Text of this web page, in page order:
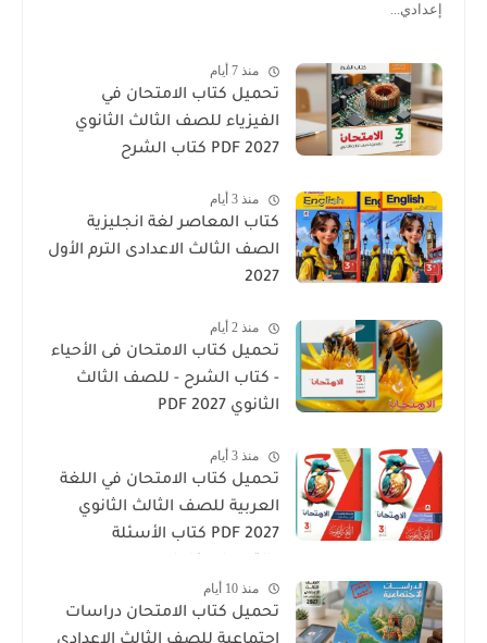
منذ 7 أيام
تحميل كتاب الامتحان في
الفيزياء للصف الثالث الثانوي
2027 PDF كتاب الشرح
منذ 3 أيام
كتاب المعاصر لغة انجليزية
الصف الثالث الاعدادى الترم الأول
2027
منذ 2 أيام
تحميل كتاب الامتحان فى الأحياء
- كتاب الشرح - للصف الثالث
الثانوي 2027 PDF
منذ 3 أيام
تحميل كتاب الامتحان في اللغة
العربية للصف الثالث الثانوي
2027 PDF كتاب الأسئلة
منذ 10 أيام
تحميل كتاب الامتحان دراسات